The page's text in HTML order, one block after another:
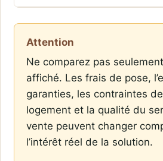
Attention
Ne comparez pas
affiché. Les frais de pose,
garanties, les contraintes
logement et la qualité du
vente peuvent changer
l’intérêt réel de la solution.